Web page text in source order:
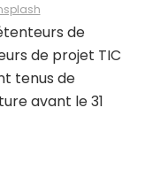
de
de projet TIC
tenus de
avant le 31